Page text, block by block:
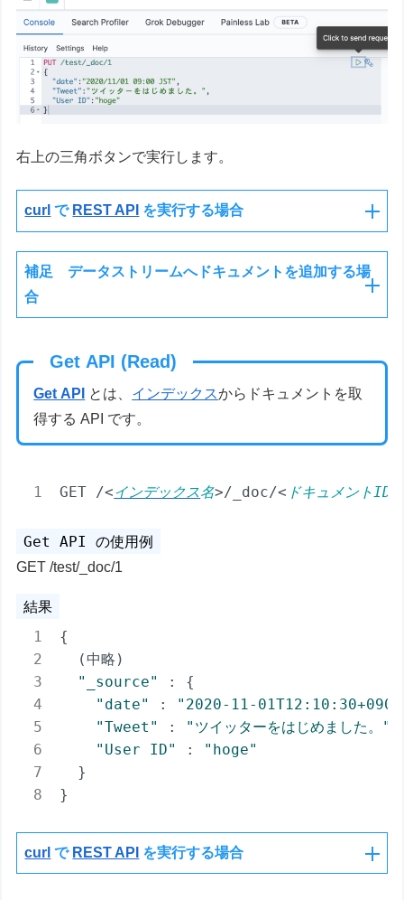
右上の三角ボタンで実行します。
curl で REST API を実行する場合
補足 データストリームへドキュメントを追加する場
合
Get API (Read)
Get API とは、 インデックスからドキュメントを取
得する API です。
GET /<インデックス名>/_doc/< ドキュメントID
GET /test/_doc/1
{
  (中略)
"_source"
: {
"date"
: "2020-11-
"Tweet"
: "ツイッターをはじめました。"
"User ID"
: "hoge"
  }
}
curl で REST API を実行する場合